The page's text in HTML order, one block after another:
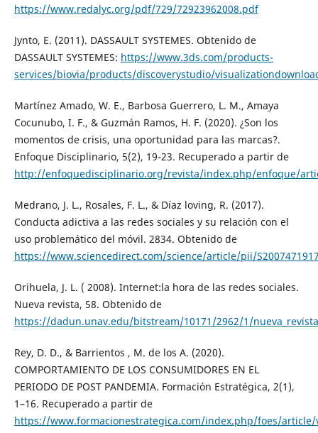
https://www.redalyc.org/pdf/729/72923962008.pdf
Jynto, E. (2011). DASSAULT SYSTEMES. Obtenido de
DASSAULT SYSTEMES: https://www.3ds.com/products-
services/biovia/products/discoverystudio/
Martínez Amado, W. E., Barbosa Guerrero, L. M., Amaya
Cocunubo, I. F., & Guzmán Ramos, H. F. (2020). ¿Son los
momentos de crisis, una oportunidad para las marcas?.
Enfoque Disciplinario, 5(2), 19-23. Recuperado a partir de
http://enfoquedisciplinario.org/revista/index.php/enfoque/
Medrano, J. L., Rosales, F. L., & Díaz loving, R. (2017).
Conducta adictiva a las redes sociales y su relación con el
uso problemático del móvil. 2834. Obtenido de
https://www.sciencedirect.com/science/article/pii/
Orihuela, J. L. ( 2008). Internet:la hora de las redes sociales.
Nueva revista, 58. Obtenido de
https://dadun.unav.edu/bitstream/10171/2962/1/
Rey, D. D., & Barrientos , M. de los A. (2020).
COMPORTAMIENTO DE LOS CONSUMIDORES EN EL
PERIODO DE POST PANDEMIA. Formación Estratégica, 2(1),
1–16. Recuperado a partir de
https://www.formacionestrategica.com/index.php/foes/article/